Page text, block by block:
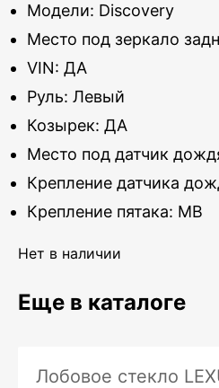
Модели: Discovery
Место под зеркало
VIN: ДА
Руль: Левый
Козырек: ДА
Место под датчик
Крепление датчика
Крепление пятака: MB
Нет в наличии
Еще в каталоге
Лобовое стекло